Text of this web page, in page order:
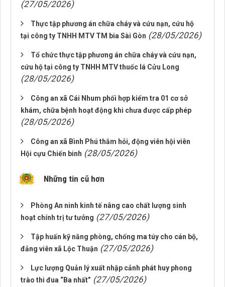
(27/05/2026)
Thực tập phương án chữa cháy và cứu nạn, cứu hộ
tại công ty TNHH MTV TM bia Sài Gòn (28/05/2026)
Tổ chức thực tập phương án chữa cháy và cứu nạn,
cứu hộ tại công ty TNHH MTV thuốc lá Cửu Long
(28/05/2026)
Công an xã Cái Nhum phối hợp kiểm tra 01 cơ sở
khám, chữa bệnh hoạt động khi chưa được cấp phép
(28/05/2026)
Công an xã Bình Phú thăm hỏi, động viên hội viên
Hội cựu Chiến binh (28/05/2026)
Những tin cũ hơn
Phòng An ninh kinh tế nâng cao chất lượng sinh
hoạt chính trị tư tưởng (27/05/2026)
Tập huấn kỹ năng phòng, chống ma túy cho cán bộ,
đảng viên xã Lộc Thuận (27/05/2026)
Lực lượng Quản lý xuất nhập cảnh phát huy phong
trào thi đua “Ba nhất” (27/05/2026)